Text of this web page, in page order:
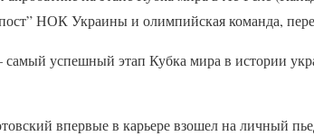
НОК Украины и олимпийская команда,
самый успешный этап Кубка мира в истории
впервые в карьере взошел на личный